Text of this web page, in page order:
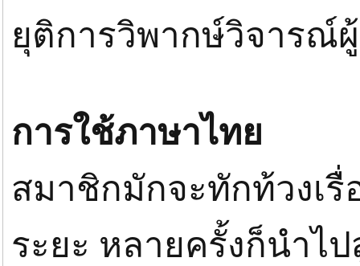
ยุติการวิพากษ์วิจารณ์
การใช้ภาษาไทย
สมาชิกมักจะทักท้วงเรื่
ระยะ หลายครั้งก็นำไ